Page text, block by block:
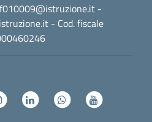
-
- Cod. fiscale